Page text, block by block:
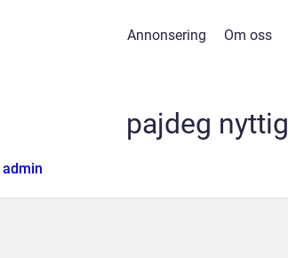
Annonsering Om oss
pajdeg nyttig
admin